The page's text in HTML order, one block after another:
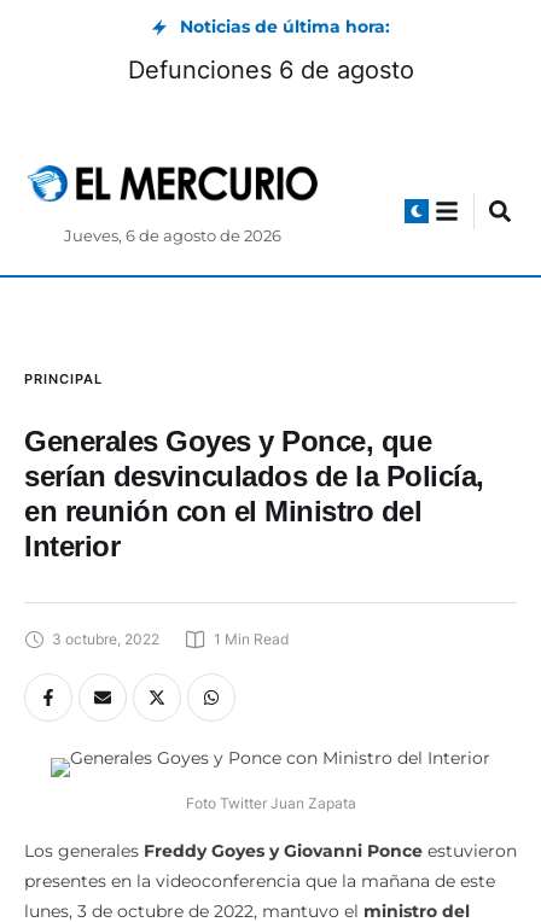
Noticias de última hora:
Defunciones 6 de agosto
Jueves, 6 de agosto de 2026
PRINCIPAL
Generales Goyes y Ponce, que
serían desvinculados de la Policía,
en reunión con el Ministro del
Interior
3 octubre, 2022 1 Min Read
Foto Twitter Juan Zapata
Los generales Freddy Goyes y Giovanni Ponce estuvieron
presentes en la videoconferencia que la mañana de este
lunes, 3 de octubre de 2022, mantuvo el ministro del